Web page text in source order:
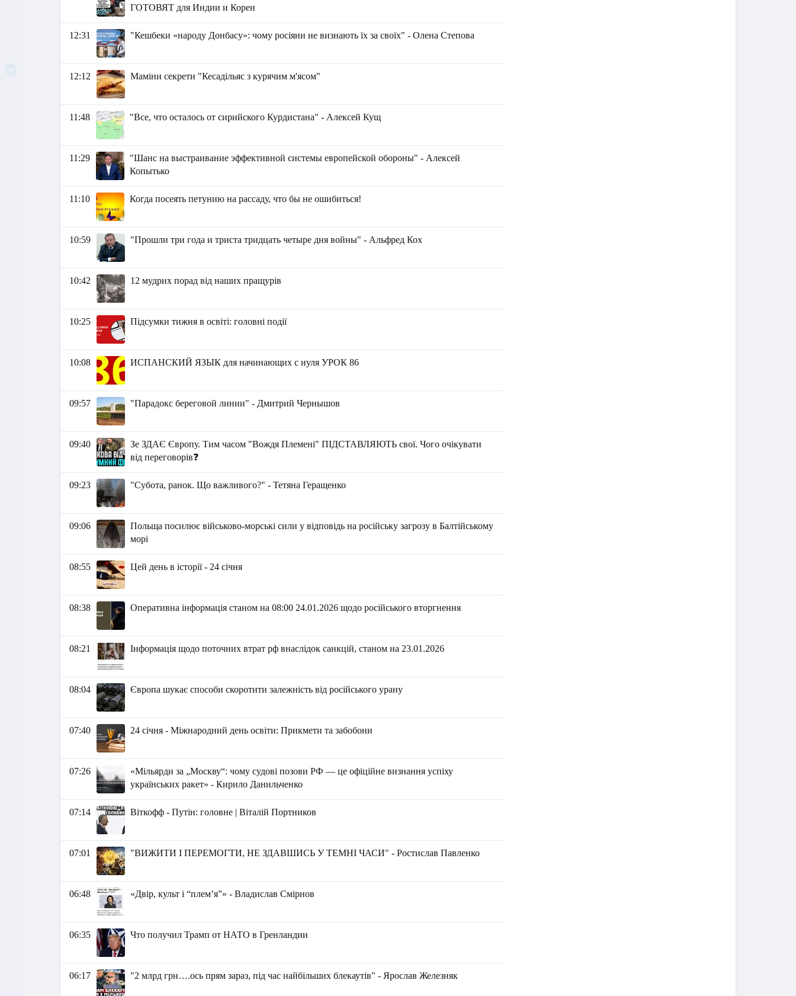
ГОТОВЯТ для Индии и Кореи
12:31 "Кешбеки «народу Донбасу»: чому росіяни не визнають їх за своїх" - Олена Степова
12:12 Маміни секрети "Кесадільяс з курячим м'ясом"
11:48 "Все, что осталось от сирийского Курдистана" - Алексей Кущ
11:29
"Шанс на выстраивание эффективной системы европейской обороны" - Алексей
Копытько
11:10 Когда посеять петунию на рассаду, что бы не ошибиться!
10:59 "Прошли три года и триста тридцать четыре дня войны" - Альфред Кох
10:42 12 мудрих порад від наших пращурів
10:25 Підсумки тижня в освіті: головні події
10:08 ИСПАНСКИЙ ЯЗЫК для начинающих с нуля УРОК 86
09:57 "Парадокс береговой линии" - Дмитрий Чернышов
09:40
Зе ЗДАЄ Європу. Тим часом "Вождя Племені" ПІДСТАВЛЯЮТЬ свої. Чого очікувати
від переговорів❓
09:23 "Субота, ранок. Що важливого?" - Тетяна Геращенко
09:06
Польща посилює військово-морські сили у відповідь на російську загрозу в Балтійському
морі
08:55 Цей день в історії - 24 січня
08:38 Оперативна інформація станом на 08:00 24.01.2026 щодо російського вторгнення
08:21 Інформація щодо поточних втрат рф внаслідок санкцій, станом на 23.01.2026​​
08:04 Європа шукає способи скоротити залежність від російського урану
07:40 24 січня - Міжнародний день освіти: Прикмети та забобони
07:26
«Мільярди за „Москву“: чому судові позови РФ — це офіційне визнання успіху
українських ракет» - Кирило Данильченко
07:14 Віткофф - Путін: головне | Віталій Портников
07:01 "ВИЖИТИ І ПЕРЕМОГТИ, НЕ ЗДАВШИСЬ У ТЕМНІ ЧАСИ" - Ростислав Павленко
06:48 «Двір, культ і “плем’я”» - Владислав Смірнов
06:35 Что получил Трамп от НАТО в Гренландии
06:17 "2 млрд грн….ось прям зараз, під час найбільших блекаутів" - Ярослав Железняк